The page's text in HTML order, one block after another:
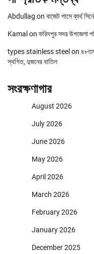
Abdullag on বাজেট পাসে ব্যর্থ
Kamalon ফরিদপুর সদর উপজেলা
types stainless steelon ৪৮তম
স্থগিত, দুজনের বাতিল
সংরক্ষণাগার
August 2026
July 2026
June 2026
May 2026
April 2026
March 2026
February 2026
January 2026
December 2025